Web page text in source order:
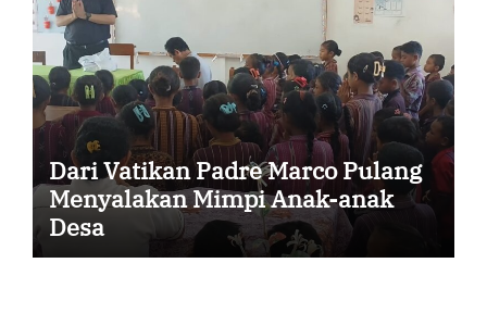
Dari Vatikan Padre Marco Pulang
Menyalakan Mimpi Anak-anak
Desa